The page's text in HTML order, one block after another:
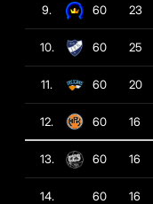
9. 60 23
10. 60 25
11. 60 20
12. 60 16
13. 60 16
14. 60 16